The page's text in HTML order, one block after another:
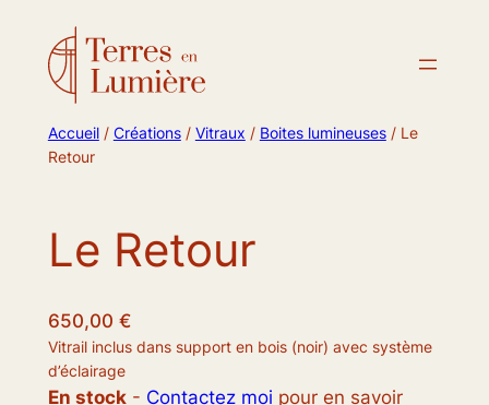
Accueil/ Créations/ Vitraux / Boites lumineuses/ Le
Retour
Le Retour
650,00 €
Vitrail inclus dans support en bois (noir) avec système
d’éclairage
En stock- Contactez moi pour en savoir